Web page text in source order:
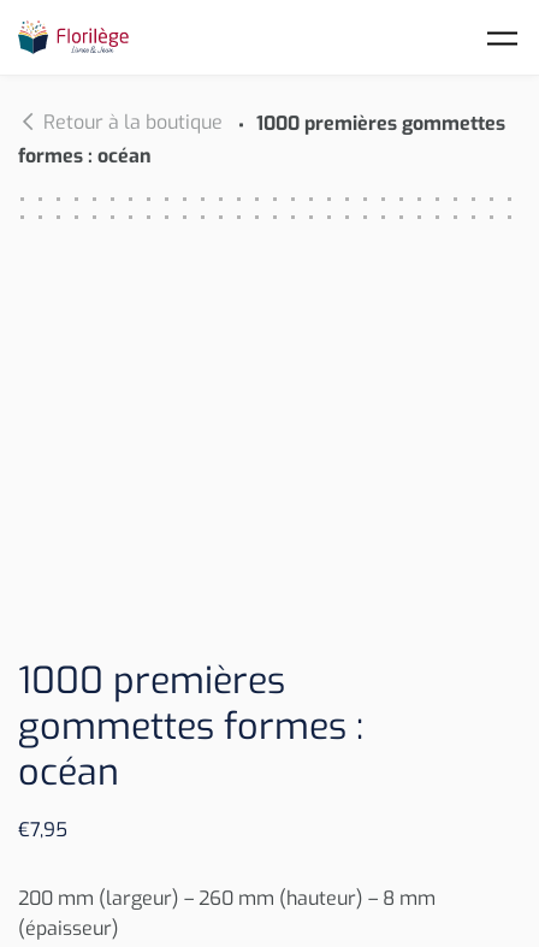
Retour à la boutique
1000 premières gommettes
formes : océan
1000 premières
gommettes formes :
océan
€7,95
200 mm (largeur) – 260 mm (hauteur) – 8 mm
(épaisseur)